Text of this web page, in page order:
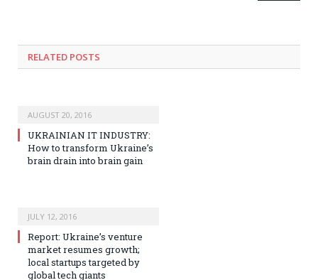
RELATED POSTS
AUGUST 20, 2016
UKRAINIAN IT INDUSTRY:
How to transform Ukraine’s
brain drain into brain gain
JULY 12, 2016
Report: Ukraine’s venture
market resumes growth;
local startups targeted by
global tech giants